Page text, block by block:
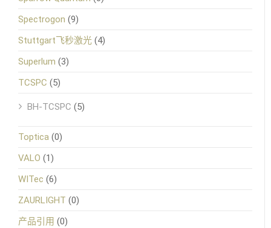
Spectrogon (9)
Stuttgart飞秒激光 (4)
Superlum (3)
TCSPC (5)
BH-TCSPC (5)
Toptica (0)
VALO (1)
WITec (6)
ZAURLIGHT (0)
产品引用 (0)